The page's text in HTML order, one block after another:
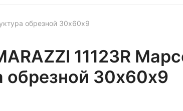
обрезной 30х60х9
11123R
обрезной 30х60х9